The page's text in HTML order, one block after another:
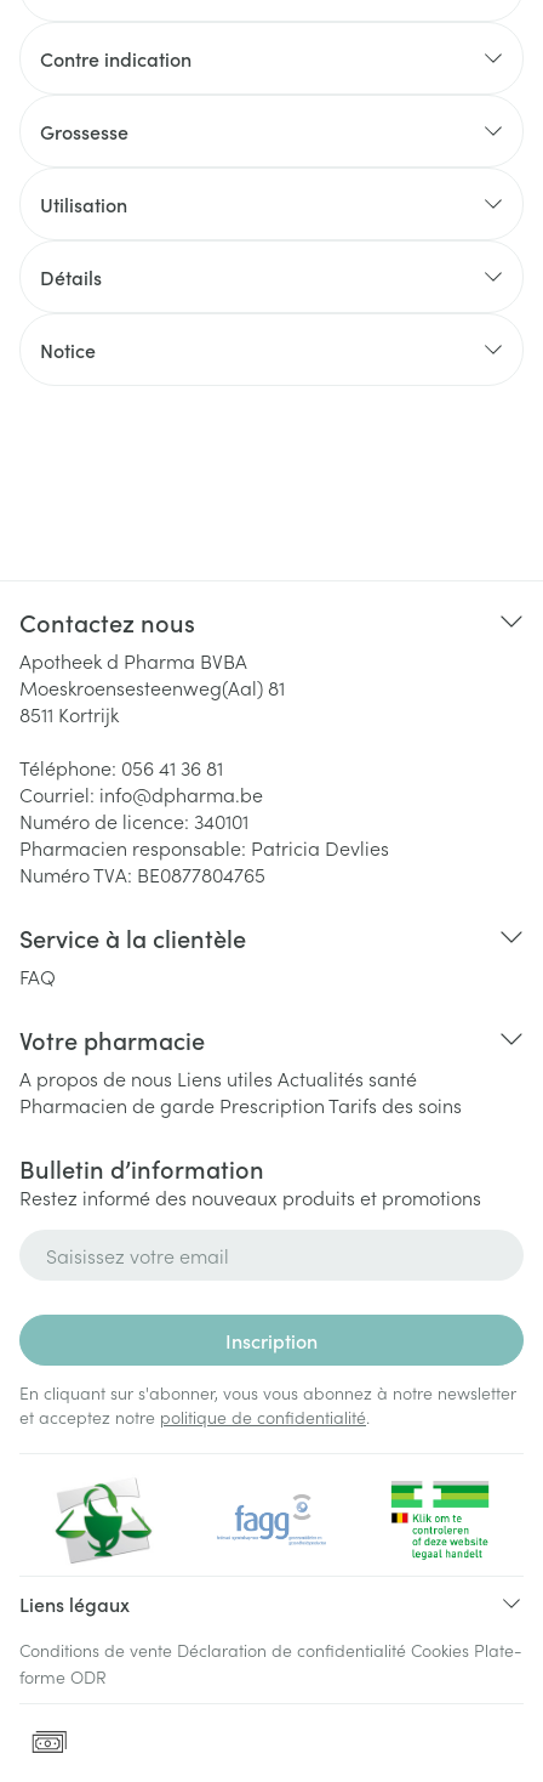
Contre indication
Grossesse
Utilisation
Détails
Notice
Contactez nous
Apotheek d Pharma BVBA
Moeskroensesteenweg(Aal) 81
8511 Kortrijk
Téléphone: 056 41 36 81
Courriel: info@dpharma.be
Numéro de licence: 340101
Pharmacien responsable: Patricia Devlies
Numéro TVA: BE0877804765
Service à la clientèle
FAQ
Votre pharmacie
A propos de nous Liens utiles Actualités santé
Pharmacien de garde PrescriptionTarifs des soins
Bulletin d’information
Restez informé des nouveaux produits et promotions
Inscription
En cliquant sur s'abonner, vous vous abonnez à notre newsletter
et acceptez notre politique de confidentialité.
Liens légaux
Conditions de vente Déclaration de confidentialité Cookies Plate-
forme ODR